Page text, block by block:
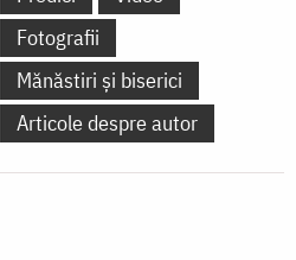
Fotografii
Mănăstiri și biserici
Articole despre autor